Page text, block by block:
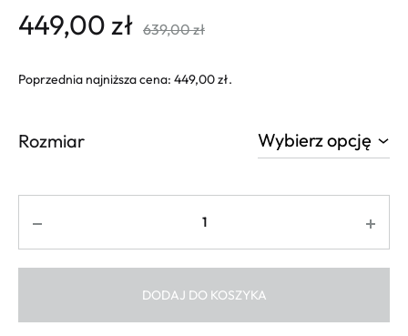
449,00zł 639,00zł
Poprzednia najniższa cena: 449,00zł.
Rozmiar
DODAJ DO KOSZYKA